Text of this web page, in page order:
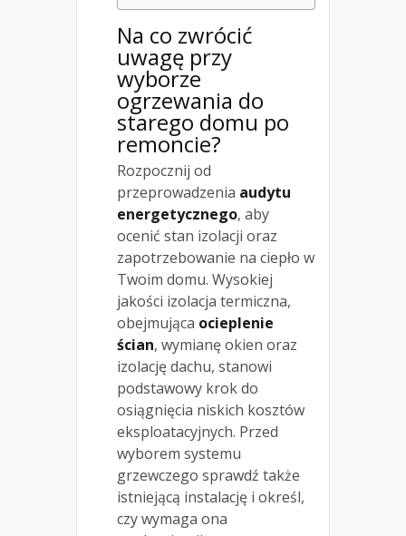
Na co zwrócić
uwagę przy
wyborze
ogrzewania do
starego domu po
remoncie?
Rozpocznij od
przeprowadzenia audytu
energetycznego, aby
ocenić stan izolacji oraz
zapotrzebowanie na ciepło w
Twoim domu. Wysokiej
jakości izolacja termiczna,
obejmująca ocieplenie
ścian, wymianę okien oraz
izolację dachu, stanowi
podstawowy krok do
osiągnięcia niskich kosztów
eksploatacyjnych. Przed
wyborem systemu
grzewczego sprawdź także
istniejącą instalację i określ,
czy wymaga ona